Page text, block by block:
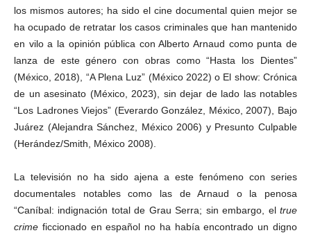
los mismos autores; ha sido el cine documental quien mejor se
ha ocupado de retratar los casos criminales que han mantenido
en vilo a la opinión pública con Alberto Arnaud como punta de
lanza de este género con obras como “Hasta los Dientes”
(México, 2018), “A Plena Luz” (México 2022) o El show: Crónica
de un asesinato (México, 2023), sin dejar de lado las notables
“Los Ladrones Viejos” (Everardo González, México, 2007), Bajo
Juárez (Alejandra Sánchez, México 2006) y Presunto Culpable
(Herández/Smith, México 2008).
La televisión no ha sido ajena a este fenómeno con series
documentales notables como las de Arnaud o la penosa
“Caníbal: indignación total de Grau Serra; sin embargo, el true
crime ficcionado en español no ha había encontrado un digno